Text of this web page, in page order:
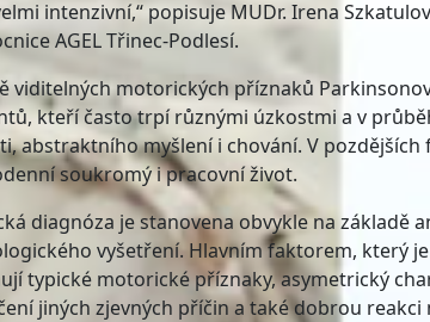
intenzivní,“ popisuje MUDr. Irena
AGEL Třinec-Podlesí.
viditelných motorických příznaků
kteří často trpí různými úzkostmi a v
abstraktního myšlení i chování. V
soukromý i pracovní život.
diagnóza je stanovena obvykle na
vyšetření. Hlavním faktorem, který
typické motorické příznaky, asymetrický
jiných zjevných příčin a také dobrou